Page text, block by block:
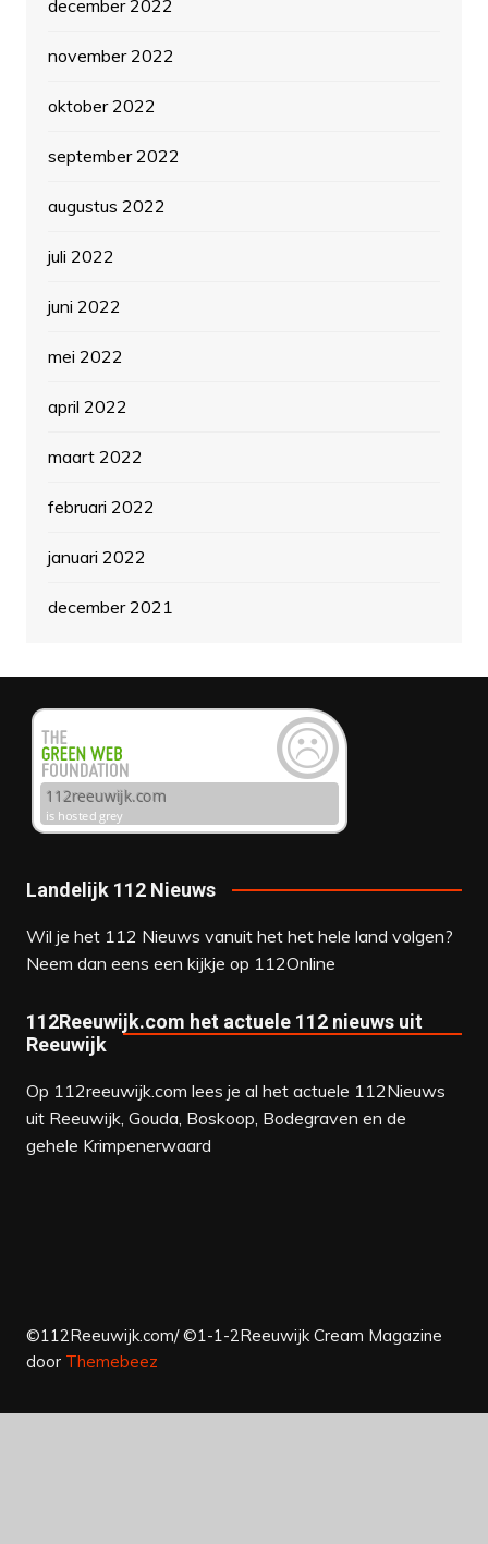
december 2022
november 2022
oktober 2022
september 2022
augustus 2022
juli 2022
juni 2022
mei 2022
april 2022
maart 2022
februari 2022
januari 2022
december 2021
Landelijk 112 Nieuws
Wil je het 112 Nieuws vanuit het het hele land volgen?
Neem dan eens een kijkje op 112Online
112Reeuwijk.com het actuele 112 nieuws uit
Reeuwijk
Op 112reeuwijk.com lees je al het actuele 112Nieuws
uit Reeuwijk, Gouda, Boskoop, Bodegraven en de
gehele Krimpenerwaard
©112Reeuwijk.com/ ©1-1-2ReeuwijkCream Magazine
door Themebeez